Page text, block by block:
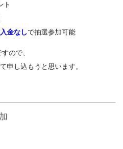
ト
金なしで抽選参加可能
ので、
申し込もうと思います。